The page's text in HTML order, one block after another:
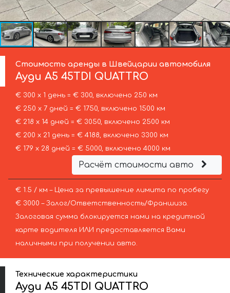
Стоимость аренды в Швейцарии автомобиля
Ауди A5 45TDI QUATTRO
€ 300 х 1 день = € 300, включено 250 км
€ 250 х 7 дней = € 1750, включено 1500 км
€ 218 х 14 дней = € 3050, включено 2500 км
€ 200 х 21 день = € 4188, включено 3300 км
€ 179 х 28 дней = € 5000, включено 4000 км
Расчёт стоимости авто
€ 1.5 / км – Цена за превышение лимита по пробегу
€ 3000 – Залог/Ответственность/Франшиза.
Залоговая сумма блокируется нами на кредитной
карте водителя ИЛИ предоставляется Вами
наличными при получении авто.
Технические характеристики
Ауди A5 45TDI QUATTRO